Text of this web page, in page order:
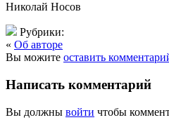
Николай Носов
Рубрики:
« Об авторе
Вы можите оставить
Написать комментарий
Вы должны войти чтобы